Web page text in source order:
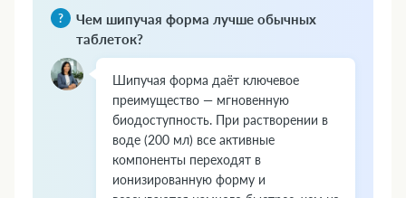
Чем шипучая форма лучше обычных
таблеток?
Шипучая форма даёт ключевое
преимущество — мгновенную
биодоступность. При растворении в
воде (200 мл) все активные
компоненты переходят в
ионизированную форму и